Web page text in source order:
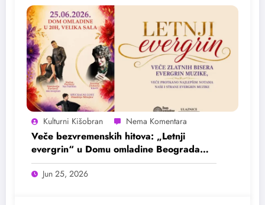
Kulturni Kišobran
Veče bezvremenskih hitova: „Letnji
evergrin“ u Domu omladine Beograda
25. juna
Jun 25, 2026